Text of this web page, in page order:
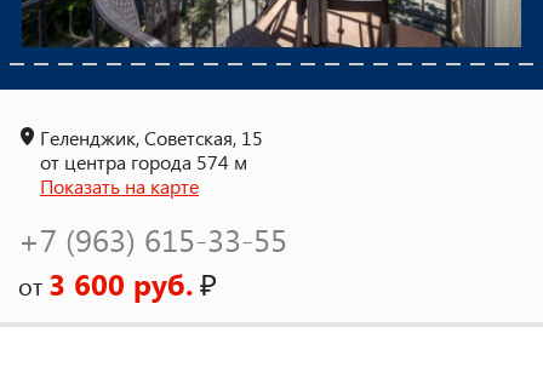
Геленджик, Советская, 15
от центра города 574 м
Показать на карте
+7 (963) 615-33-55
от 3 600 руб.₽